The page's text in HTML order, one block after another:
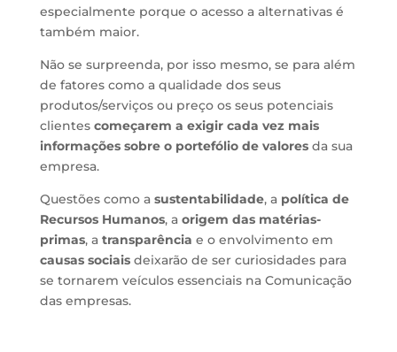
especialmente porque o acesso a alternativas é
também maior.
Não se surpreenda, por isso mesmo, se para além
de fatores como a qualidade dos seus
produtos/serviços ou preço os seus potenciais
clientescomeçarem a exigir cada vez mais
informações sobre o portefólio de valoresda sua
empresa.
Questões como a sustentabilidade, a política de
Recursos Humanos, a origem das matérias-
primas, a transparência e o envolvimento em
causas sociaisdeixarão de ser curiosidades para
se tornarem veículos essenciais na Comunicação
das empresas.